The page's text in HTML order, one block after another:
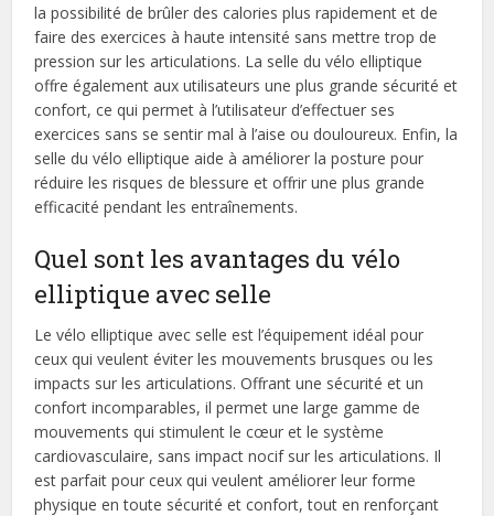
la possibilité de brûler des calories plus rapidement et de
faire des exercices à haute intensité sans mettre trop de
pression sur les articulations. La selle du vélo elliptique
offre également aux utilisateurs une plus grande sécurité et
confort, ce qui permet à l’utilisateur d’effectuer ses
exercices sans se sentir mal à l’aise ou douloureux. Enfin, la
selle du vélo elliptique aide à améliorer la posture pour
réduire les risques de blessure et offrir une plus grande
efficacité pendant les entraînements.
Quel sont les avantages du vélo
elliptique avec selle
Le vélo elliptique avec selle est l’équipement idéal pour
ceux qui veulent éviter les mouvements brusques ou les
impacts sur les articulations. Offrant une sécurité et un
confort incomparables, il permet une large gamme de
mouvements qui stimulent le cœur et le système
cardiovasculaire, sans impact nocif sur les articulations. Il
est parfait pour ceux qui veulent améliorer leur forme
physique en toute sécurité et confort, tout en renforçant